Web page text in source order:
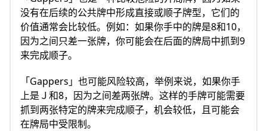
没有在后续的公共牌中形成直接或顺子牌型，它们的
价值通常会比较低。例如：如果你手中的牌是8和10，
因为之间只差一张牌，你可能会在后面的牌局中抓到9
来完成顺子。
「Gappers」也可能风险较高，举例来说，如果你手
上是Ｊ和8，因为之间差两张牌。这样的手牌可能需要
抓到两张特定的牌来完成顺子，机会较低，且可能会
在牌局中受限制。